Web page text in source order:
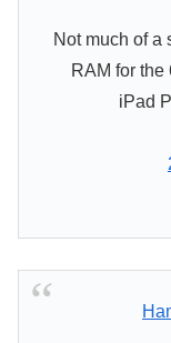
Not much of a
RAM for the
iPad